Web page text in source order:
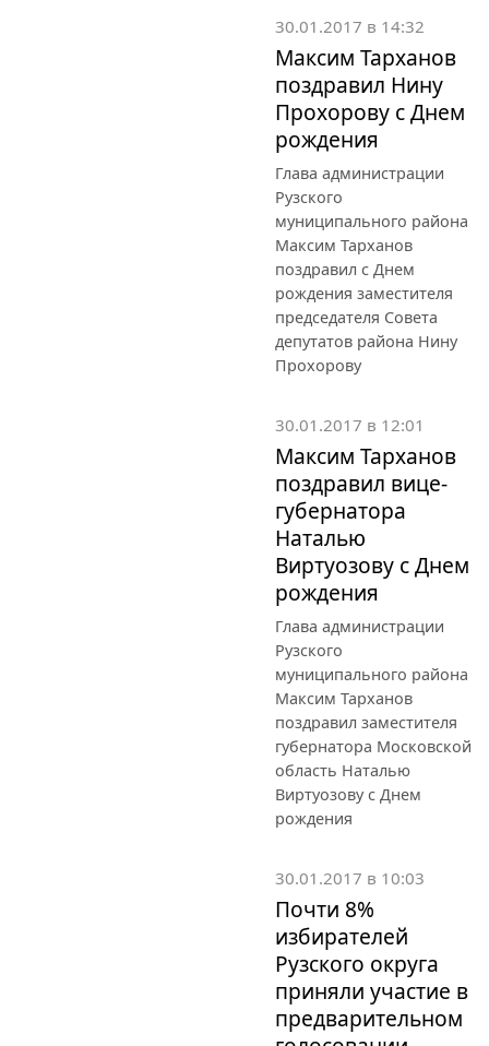
30.01.2017 в 14:32
Максим Тарханов
поздравил Нину
Прохорову с Днем
рождения
Глава администрации
Рузского
муниципального района
Максим Тарханов
поздравил с Днем
рождения заместителя
председателя Совета
депутатов района Нину
Прохорову
30.01.2017 в 12:01
Максим Тарханов
поздравил вице-
губернатора
Наталью
Виртуозову с Днем
рождения
Глава администрации
Рузского
муниципального района
Максим Тарханов
поздравил заместителя
губернатора Московской
область Наталью
Виртуозову с Днем
рождения
30.01.2017 в 10:03
Почти 8%
избирателей
Рузского округа
приняли участие в
предварительном